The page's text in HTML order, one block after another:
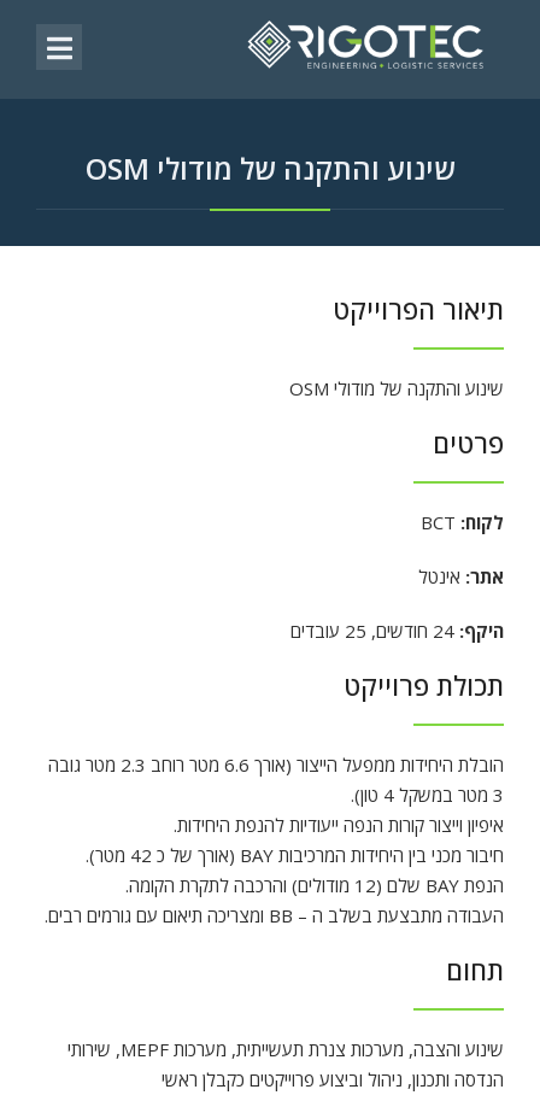
שינוע והתקנה של מודולי OSM
תיאור הפרוייקט
שינוע והתקנה של מודולי OSM
פרטים
לקוח: BCT
אתר: אינטל
היקף: 24 חודשים, 25 עובדים
תכולת פרוייקט
הובלת היחידות ממפעל הייצור (אורך 6.6 מטר רוחב 2.3 מטר גובה
3 מטר במשקל 4 טון).
איפיון וייצור קורות הנפה ייעודיות להנפת היחידות.
חיבור מכני בין היחידות המרכיבות BAY (אורך של כ 42 מטר).
הנפת BAY שלם (12 מודולים) והרכבה לתקרת הקומה.
העבודה מתבצעת בשלב ה – BB ומצריכה תיאום עם גורמים רבים.
תחום
שינוע והצבה, מערכות צנרת תעשייתית, מערכות MEPF , שירותי
הנדסה ותכנון, ניהול וביצוע פרוייקטים כקבלן ראשי